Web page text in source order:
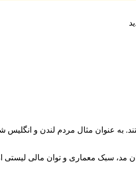
عنوان مثال مردم لندن و انگلیس
مد، سبک معماری و توان مالی